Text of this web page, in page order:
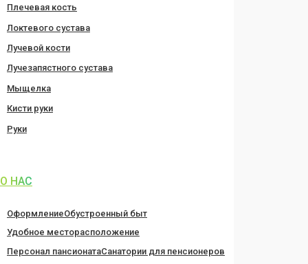
Плечевая кость
Локтевого сустава
Лучевой кости
Лучезапястного сустава
Мыщелка
Кисти руки
Руки
О НАС
ОформлениеОбустроенный быт
Удобное месторасположение
Персонал пансионатаСанатории для пенсионеров